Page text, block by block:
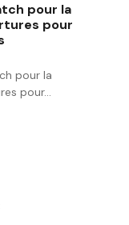
pour la
pour
pour la
pour...